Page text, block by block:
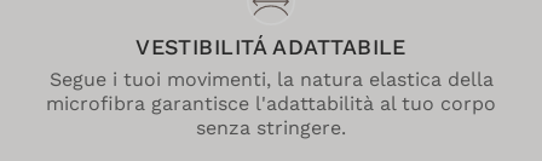
VESTIBILITÁ ADATTABILE
Segue i tuoi movimenti, la natura elastica della
microfibra garantisce l'adattabilità al tuo corpo
senza stringere.